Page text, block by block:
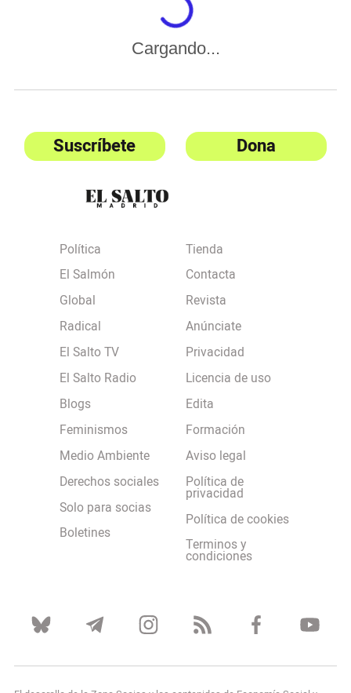
Cargando...
Suscríbete Dona
Política
El Salmón
Global
Radical
El Salto TV
El Salto Radio
Blogs
Feminismos
Medio Ambiente
Derechos sociales
Solo para socias
Boletines
Tienda
Contacta
Revista
Anúnciate
Privacidad
Licencia de uso
Edita
Formación
Aviso legal
Política de
privacidad
Política de cookies
Terminos y
condiciones